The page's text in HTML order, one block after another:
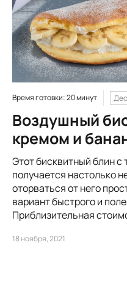
Время готовки: 20 минут
Воздушный
кремом и
Этот бисквитный блин
получается настолько
оторваться от него
вариант быстрого и
Приблизительная
18 ноября, 2021